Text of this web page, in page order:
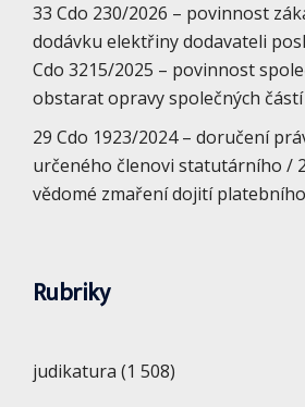
33 Cdo 230/2026 – povinnost
dodávku elektřiny dodavateli
Cdo 3215/2025 – povinnost
obstarat opravy společných částí
29 Cdo 1923/2024 – doručení
určeného členovi statutárního /
vědomé zmaření dojití
Rubriky
judikatura (1 508)